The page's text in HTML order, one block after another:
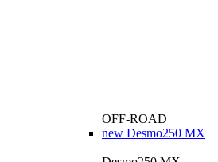
OFF-ROAD
new Desmo250 MX